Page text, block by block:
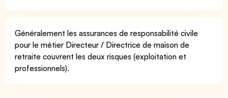
Généralement les assurances de responsabilité civile
pour le métier Directeur / Directrice de maison de
retraite couvrent les deux risques (exploitation et
professionnels).